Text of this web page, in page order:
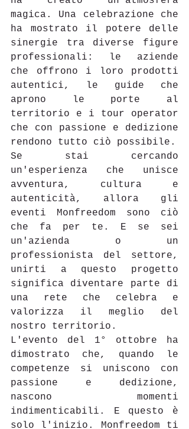
magica. Una celebrazione che
ha mostrato il potere delle
sinergie tra diverse figure
professionali: le aziende
che offrono i loro prodotti
autentici, le guide che
aprono le porte al
territorio e i tour operator
che con passione e dedizione
Se stai cercando
un'esperienza che unisce
avventura, cultura e
autenticità, allora gli
eventi Monfreedom sono ciò
che fa per te. E se sei
un'azienda o un
professionista del settore,
unirti a questo progetto
significa diventare parte di
una rete che celebra e
valorizza il meglio del
nostro territorio.
L'evento del 1° ottobre ha
dimostrato che, quando le
competenze si uniscono con
passione e dedizione,
nascono momenti
indimenticabili. E questo è
solo l'inizio. Monfreedom ti